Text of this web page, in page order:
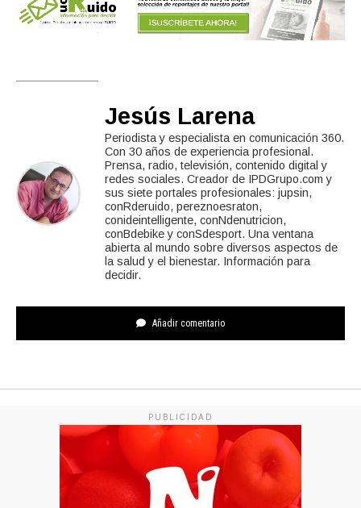
Jesús Larena
Periodista y especialista en comunicación 360.
Con 30 años de experiencia profesional.
Prensa, radio, televisión, contenido digital y
redes sociales. Creador de IPDGrupo.com y
sus siete portales profesionales: jupsin,
conRderuido, pereznoesraton,
conideintelligente, conNdenutricion,
conBdebike y conSdesport. Una ventana
abierta al mundo sobre diversos aspectos de
la salud y el bienestar. Información para
decidir.
Añadir comentario
PUBLICIDAD